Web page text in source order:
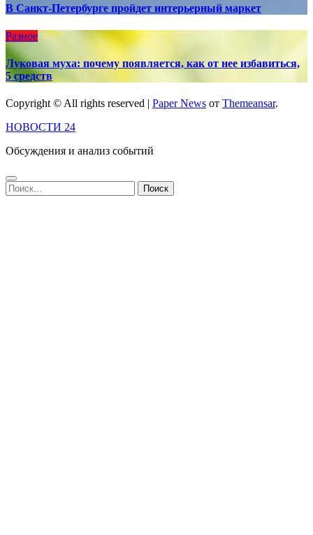
В Санкт-Петербурге пройдет интерьерный маркет
Разное
Луковая муха: почему появляется, как от нее избавиться,
5 средств
Copyright © All rights reserved | Paper News от Themeansar.
НОВОСТИ 24
Обсуждения и анализ событий
Найти: